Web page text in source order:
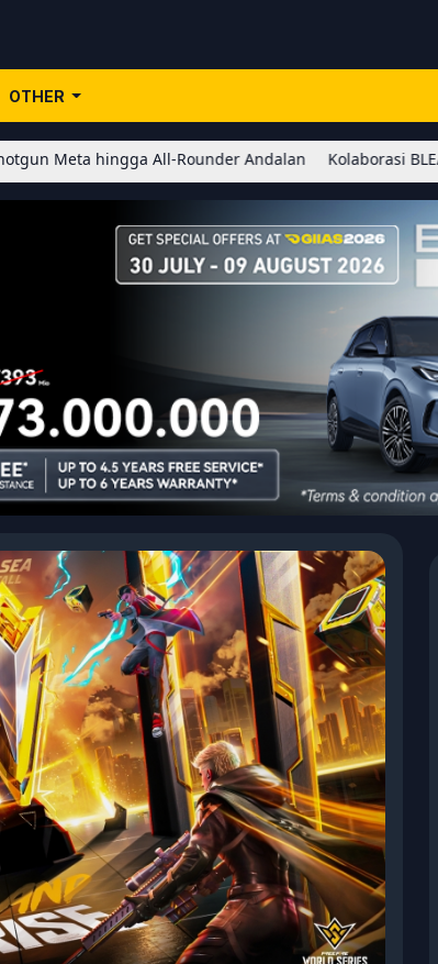
OTHER
All-Rounder Andalan Kolaborasi BLEACH x Honor